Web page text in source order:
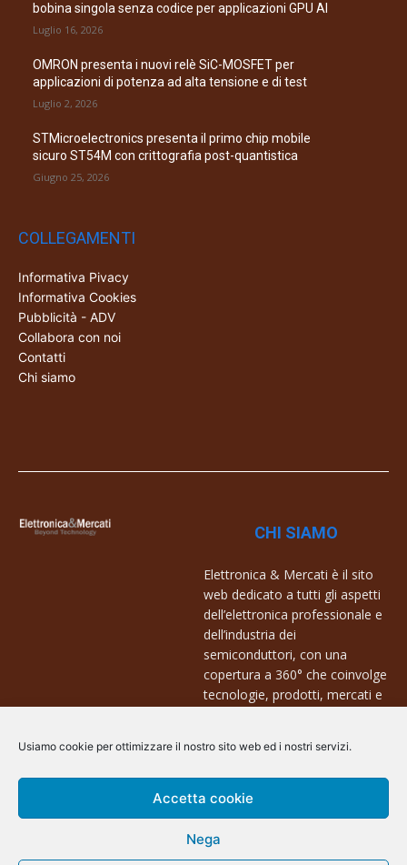
Usiamo cookie per ottimizzare il nostro sito web ed i nostri servizi.
Accetta cookie
Nega
bobina singola senza codice per applicazioni GPU AI
Luglio 16, 2026
OMRON presenta i nuovi relè SiC-MOSFET per
applicazioni di potenza ad alta tensione e di test
Luglio 2, 2026
STMicroelectronics presenta il primo chip mobile
sicuro ST54M con crittografia post-quantistica
Giugno 25, 2026
COLLEGAMENTI
Informativa Pivacy
Informativa Cookies
Pubblicità - ADV
Collabora con noi
Contatti
Chi siamo
CHI SIAMO
Elettronica & Mercati è il sito
web dedicato a tutti gli aspetti
dell’elettronica professionale e
dell’industria dei
semiconduttori, con una
copertura a 360° che coinvolge
tecnologie, prodotti, mercati e
Contatti:
info@arscommunication.it